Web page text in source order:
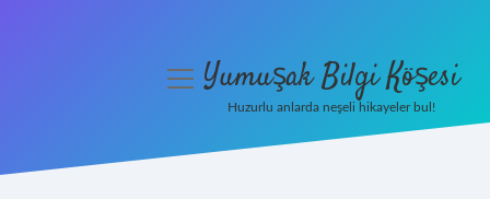
menüyüYumuşak Bilgi Köşesi
Huzurlu anlarda neşeli hikayeler bul!